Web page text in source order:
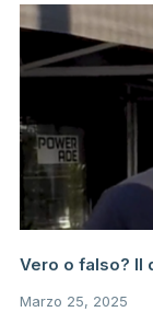
Vero o falso? Il
Marzo 25, 2025